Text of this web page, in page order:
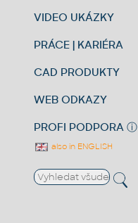
VIDEO UKÁZKY
PRÁCE | KARIÉRA
CAD PRODUKTY
WEB ODKAZY
PROFI PODPORA ⓘ
also in ENGLISH